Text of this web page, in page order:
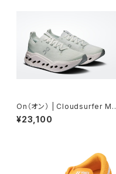
On（オン） | Cloudsurfer Ma
x | Iceberg / Ivory | Wome
n
¥23,100